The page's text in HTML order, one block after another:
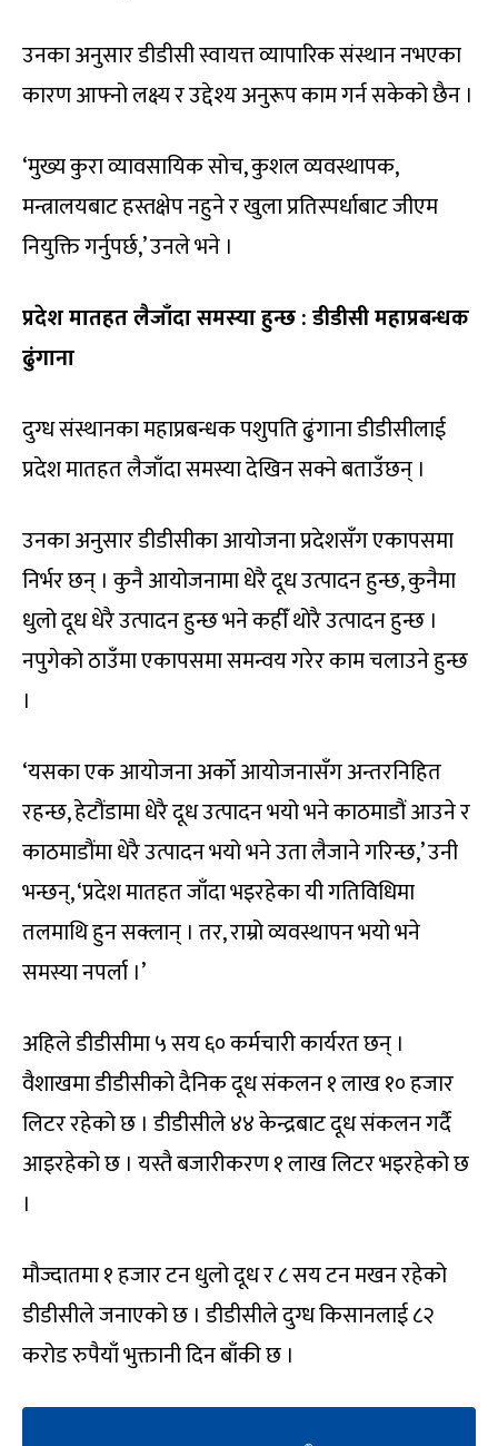
उनका अनुसार डीडीसी स्वायत्त व्यापारिक संस्थान नभएका
कारण आफ्नो लक्ष्य र उद्देश्य अनुरूप काम गर्न सकेको छैन ।
‘मुख्य कुरा व्यावसायिक सोच, कुशल व्यवस्थापक,
मन्त्रालयबाट हस्तक्षेप नहुने र खुला प्रतिस्पर्धाबाट जीएम
नियुक्ति गर्नुपर्छ,’ उनले भने ।
प्रदेश मातहत लैजाँदा समस्या हुन्छ : डीडीसी महाप्रबन्धक
ढुंगाना
दुग्ध संस्थानका महाप्रबन्धक पशुपति ढुंगाना डीडीसीलाई
प्रदेश मातहत लैजाँदा समस्या देखिन सक्ने बताउँछन् ।
उनका अनुसार डीडीसीका आयोजना प्रदेशसँग एकापसमा
निर्भर छन् । कुनै आयोजनामा धेरै दूध उत्पादन हुन्छ, कुनैमा
धुलो दूध धेरै उत्पादन हुन्छ भने कहीँ थोरै उत्पादन हुन्छ ।
नपुगेको ठाउँमा एकापसमा समन्वय गरेर काम चलाउने हुन्छ
।
‘यसका एक आयोजना अर्को आयोजनासँग अन्तरनिहित
रहन्छ, हेटौंडामा धेरै दूध उत्पादन भयो भने काठमाडौं आउने र
काठमाडौंमा धेरै उत्पादन भयो भने उता लैजाने गरिन्छ,’ उनी
भन्छन्, ‘प्रदेश मातहत जाँदा भइरहेका यी गतिविधिमा
तलमाथि हुन सक्लान् । तर, राम्रो व्यवस्थापन भयो भने
समस्या नपर्ला ।’
अहिले डीडीसीमा ५ सय ६० कर्मचारी कार्यरत छन् ।
वैशाखमा डीडीसीको दैनिक दूध संकलन १ लाख १० हजार
लिटर रहेको छ । डीडीसीले ४४ केन्द्रबाट दूध संकलन गर्दै
आइरहेको छ । यस्तै बजारीकरण १ लाख लिटर भइरहेको छ
।
मौज्दातमा १ हजार टन धुलो दूध र ८ सय टन मखन रहेको
डीडीसीले जनाएको छ । डीडीसीले दुग्ध किसानलाई ८२
करोड रुपैयाँ भुक्तानी दिन बाँकी छ ।